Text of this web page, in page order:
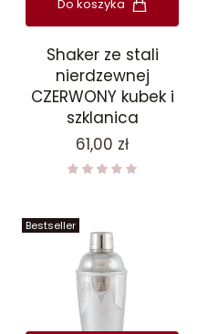
Do koszyka
Shaker ze stali
nierdzewnej
CZERWONY kubek i
szklanica
Cena
61,00 zł
Bestseller